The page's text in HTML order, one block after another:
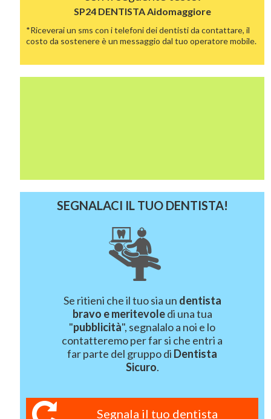
SP24 DENTISTAAidomaggiore
*Riceverai un sms con i telefoni dei dentisti da contattare, il
costo da sostenere è un messaggio dal tuo operatore mobile.
SEGNALACI IL TUO DENTISTA!
Se ritieni che il tuo sia un dentista
bravo e meritevoledi una tua
"pubblicità", segnalalo a noi e lo
contatteremo per far si che entri a
far parte del gruppo di Dentista
Sicuro.
Segnala il tuo dentista